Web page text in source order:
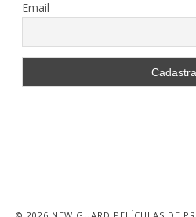
Email